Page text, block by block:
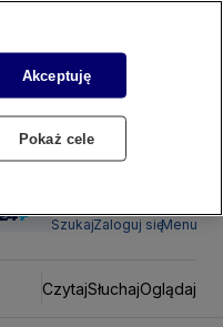
SzukajZaloguj sięMenu
CzytajSłuchajOglądaj
Akceptuję
Pokaż cele